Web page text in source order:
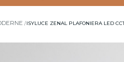
ISYLUCE ZENAL PLAFONIERA LED